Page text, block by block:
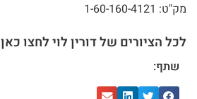
מק"ט: 1-60-160-4121
לכל הציורים של דורין לוי לחצו כאן
שתף: